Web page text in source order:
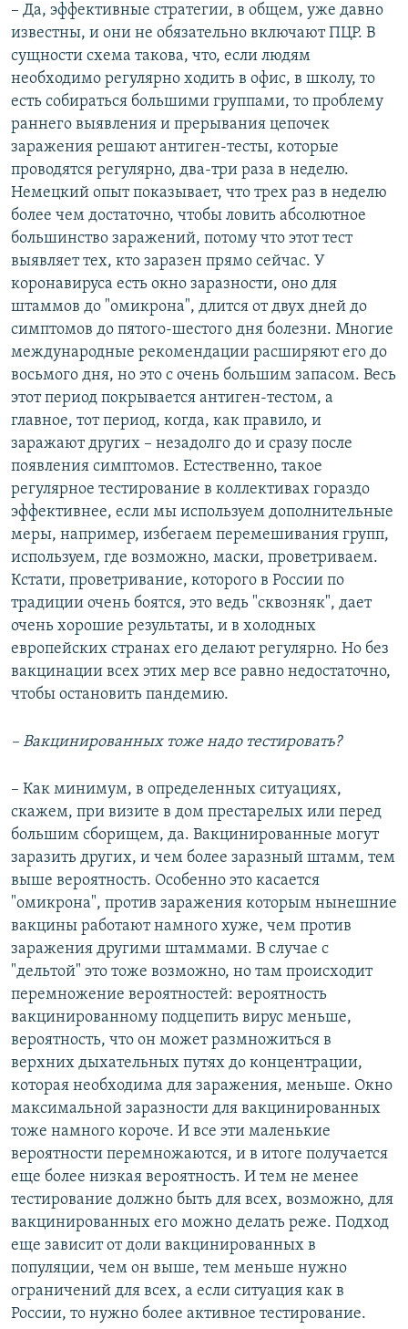
– Да, эффективные стратегии, в общем, уже давно
известны, и они не обязательно включают ПЦР. В
сущности схема такова, что, если людям
необходимо регулярно ходить в офис, в школу, то
есть собираться большими группами, то проблему
раннего выявления и прерывания цепочек
заражения решают антиген-тесты, которые
проводятся регулярно, два-три раза в неделю.
Немецкий опыт показывает, что трех раз в неделю
более чем достаточно, чтобы ловить абсолютное
большинство заражений, потому что этот тест
выявляет тех, кто заразен прямо сейчас. У
коронавируса есть окно заразности, оно для
штаммов до "омикрона", длится от двух дней до
симптомов до пятого-шестого дня болезни. Многие
международные рекомендации расширяют его до
восьмого дня, но это с очень большим запасом. Весь
этот период покрывается антиген-тестом, а
главное, тот период, когда, как правило, и
заражают других – незадолго до и сразу после
появления симптомов. Естественно, такое
регулярное тестирование в коллективах гораздо
эффективнее, если мы используем дополнительные
меры, например, избегаем перемешивания групп,
используем, где возможно, маски, проветриваем.
Кстати, проветривание, которого в России по
традиции очень боятся, это ведь "сквозняк", дает
очень хорошие результаты, и в холодных
европейских странах его делают регулярно. Но без
вакцинации всех этих мер все равно недостаточно,
чтобы остановить пандемию.
– Вакцинированных тоже надо тестировать?
– Как минимум, в определенных ситуациях,
скажем, при визите в дом престарелых или перед
большим сборищем, да. Вакцинированные могут
заразить других, и чем более заразный штамм, тем
выше вероятность. Особенно это касается
"омикрона", против заражения которым нынешние
вакцины работают намного хуже, чем против
заражения другими штаммами. В случае с
"дельтой" это тоже возможно, но там происходит
перемножение вероятностей: вероятность
вакцинированному подцепить вирус меньше,
вероятность, что он может размножиться в
верхних дыхательных путях до концентрации,
которая необходима для заражения, меньше. Окно
максимальной заразности для вакцинированных
тоже намного короче. И все эти маленькие
вероятности перемножаются, и в итоге получается
еще более низкая вероятность. И тем не менее
тестирование должно быть для всех, возможно, для
вакцинированных его можно делать реже. Подход
еще зависит от доли вакцинированных в
популяции, чем он выше, тем меньше нужно
ограничений для всех, а если ситуация как в
России, то нужно более активное тестирование.